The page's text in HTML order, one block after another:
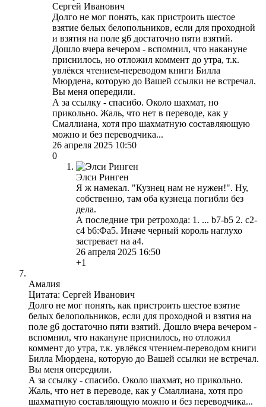
Сергей Иванович
Долго не мог понять, как пристроить шестое
взятие белых белопольников, если для проходной
и взятия на поле g6 достаточно пяти взятий.
Дошло вчера вечером - вспомнил, что накануне
приснилось, но отложил коммент до утра, т.к.
увлёкся чтением-переводом книги Билла
Мюрдена, которую до Вашей ссылки не встречал.
Вы меня опередили.
А за ссылку - спасибо. Около шахмат, но
прикольно. Жаль, что нет в переводе, как у
Смаллиана, хотя про шахматную составляющую
можно и без переводчика...
26 апреля 2025 10:50
0
Элси Ринген
Я ж намекал. "Кузнец нам не нужен!". Ну,
собственно, там оба кузнеца погибли без
дела.
А последние три ретрохода: 1. ... b7-b5 2. c2-
c4 b6:Фа5. Иначе черный король наглухо
застревает на а4.
26 апреля 2025 16:50
+1
Амалия
Цитата: Сергей Иванович
Долго не мог понять, как пристроить шестое взятие
белых белопольников, если для проходной и взятия на
поле g6 достаточно пяти взятий. Дошло вчера вечером -
вспомнил, что накануне приснилось, но отложил
коммент до утра, т.к. увлёкся чтением-переводом книги
Билла Мюрдена, которую до Вашей ссылки не встречал.
Вы меня опередили.
А за ссылку - спасибо. Около шахмат, но прикольно.
Жаль, что нет в переводе, как у Смаллиана, хотя про
шахматную составляющую можно и без переводчика...